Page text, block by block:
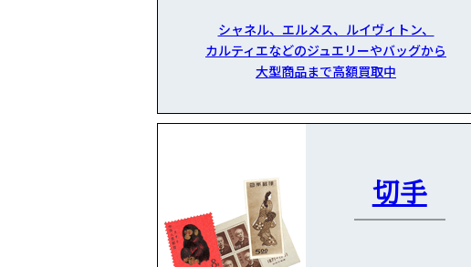
シャネル、エルメス、ルイヴィトン、
カルティエなどのジュエリーやバッグから
大型商品まで高額買取中
切手